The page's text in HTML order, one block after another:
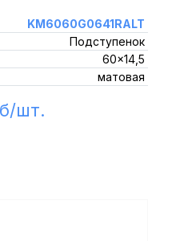
KM6060G0641RALT
Подступенок
60x14,5
матовая
шт.